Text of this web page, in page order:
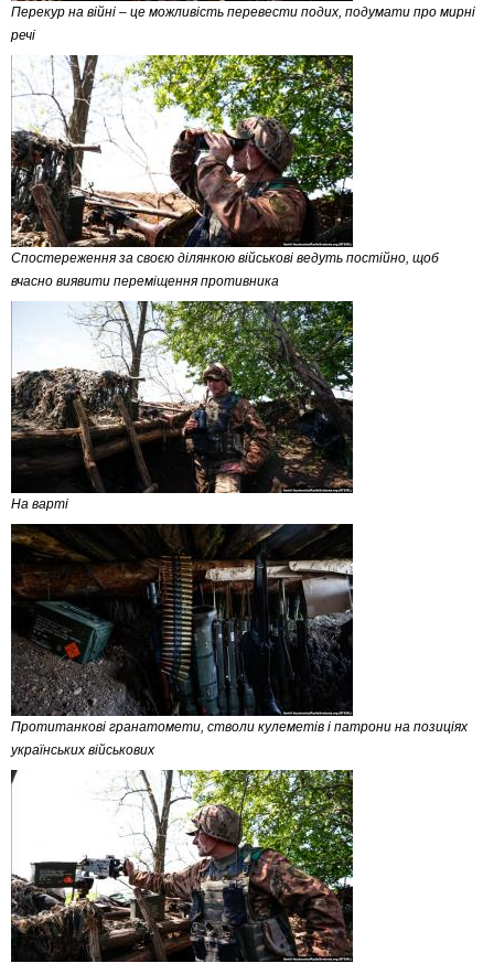
Перекур на війні – це можливість перевести подих, подумати про мирні
речі
Спостереження за своєю ділянкою військові ведуть постійно, щоб
вчасно виявити переміщення противника
На варті
Протитанкові гранатомети, стволи кулеметів і патрони на позиціях
українських військових